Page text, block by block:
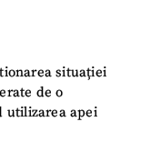
situației
de o
utilizarea apei